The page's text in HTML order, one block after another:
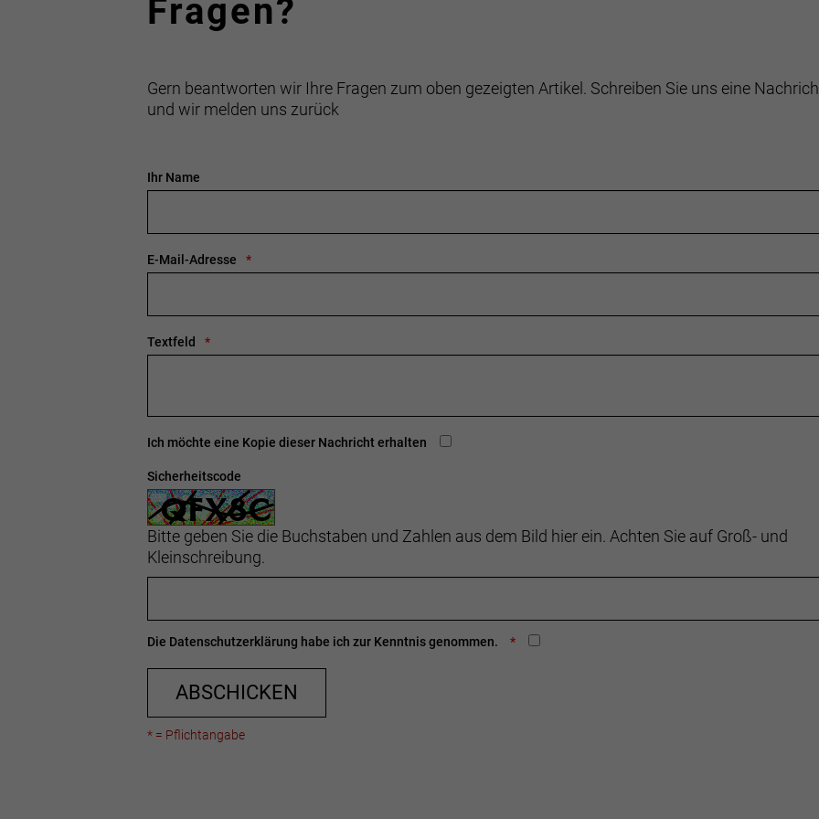
Fragen?
Gern beantworten wir Ihre Fragen zum oben gezeigten Artikel. Schreiben Sie uns eine
und wir melden uns zurück
Ihr Name
E-Mail-Adresse
Textfeld
Ich möchte eine Kopie dieser Nachricht erhalten
Sicherheitscode
Bitte geben Sie die Buchstaben und Zahlen aus dem Bild hier ein. Achten Sie auf Groß- und
Kleinschreibung.
Die Datenschutzerklärung habe ich zur Kenntnis genommen.
ABSCHICKEN
* = Pflichtangabe